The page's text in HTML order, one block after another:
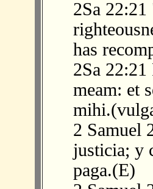
2Sa
has
2Sa
meam: et
2 Samuel
justicia; y
paga.(E)